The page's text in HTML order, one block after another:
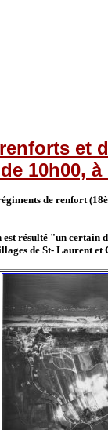
et
10h00,
de renfort
résulté "un certain
de St- Laurent